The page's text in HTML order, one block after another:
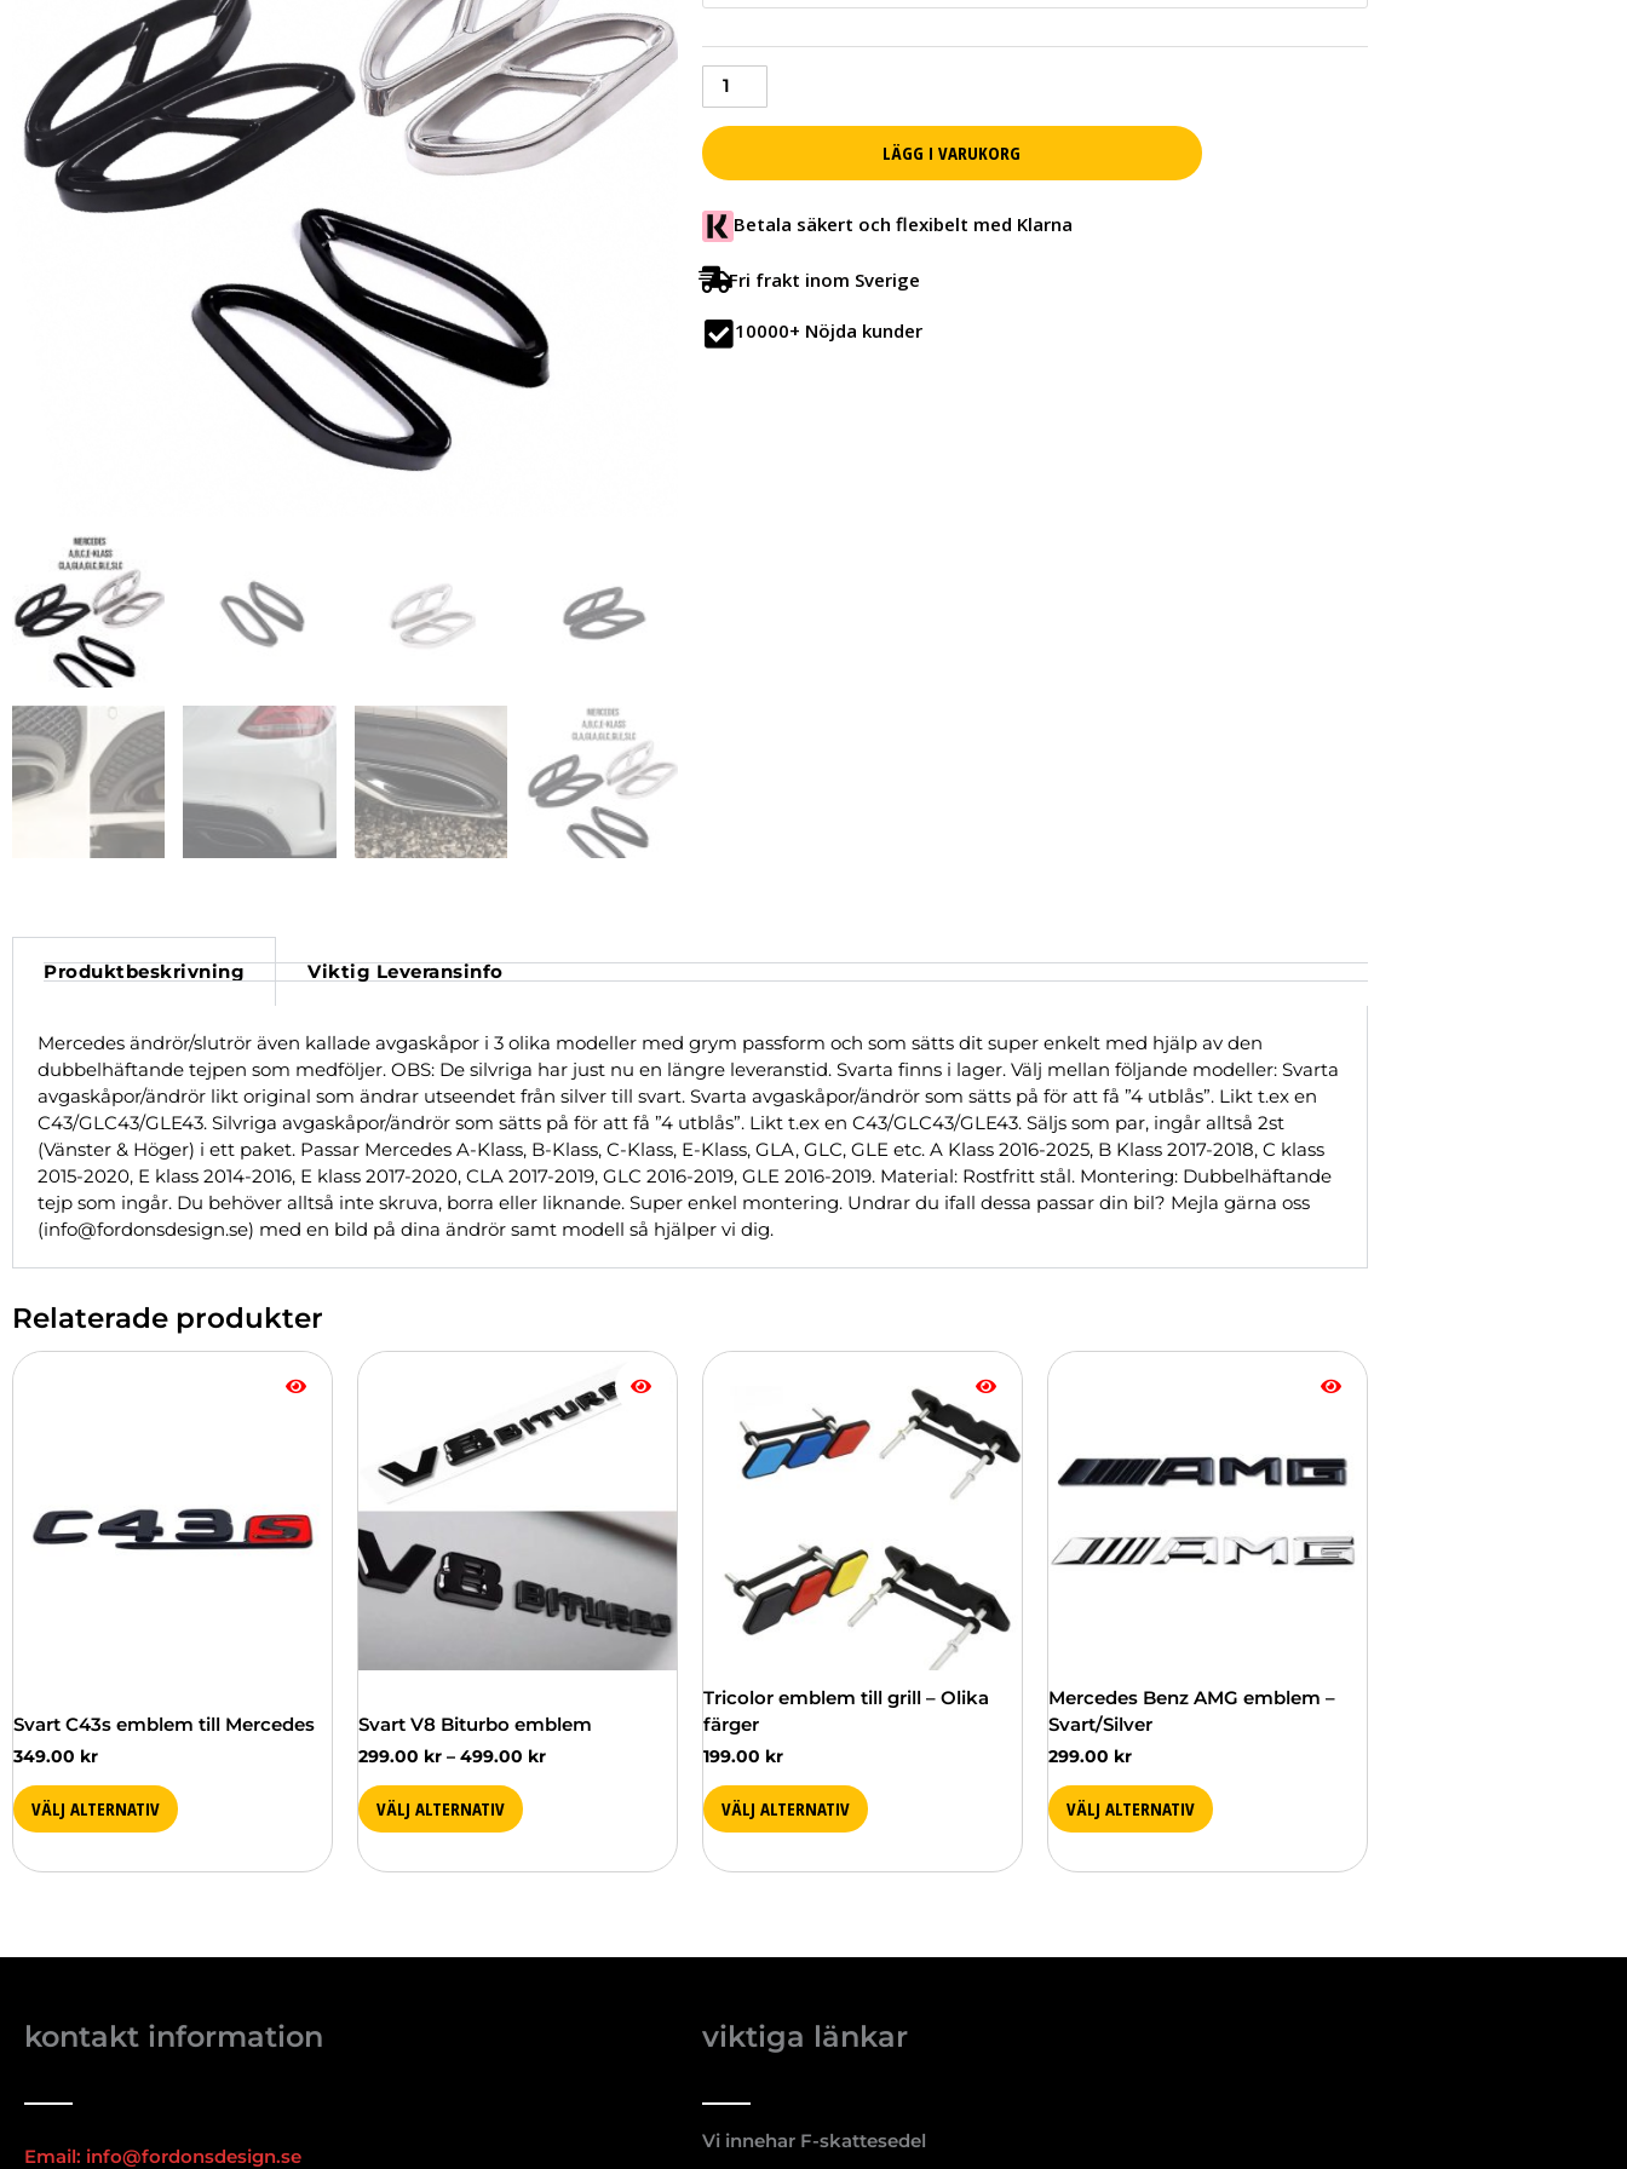
modeller)
mängd
LÄGG I VARUKORG
Betala säkert och flexibelt med Klarna
Fri frakt inom Sverige
10000+ Nöjda kunder
Produktbeskrivning Viktig Leveransinfo
Mercedes ändrör/slutrör även kallade avgaskåpor i 3 olika modeller med grym passform och som sätts dit super enkelt med hjälp av den
dubbelhäftande tejpen som medföljer. OBS: De silvriga har just nu en längre leveranstid. Svarta finns i lager. Välj mellan följande modeller: Svarta
avgaskåpor/ändrör likt original som ändrar utseendet från silver till svart. Svarta avgaskåpor/ändrör som sätts på för att få ”4 utblås”. Likt t.ex en
C43/GLC43/GLE43. Silvriga avgaskåpor/ändrör som sätts på för att få ”4 utblås”. Likt t.ex en C43/GLC43/GLE43. Säljs som par, ingår alltså 2st
(Vänster & Höger) i ett paket. Passar Mercedes A-Klass, B-Klass, C-Klass, E-Klass, GLA, GLC, GLE etc. A Klass 2016-2025, B Klass 2017-2018, C klass
2015-2020, E klass 2014-2016, E klass 2017-2020, CLA 2017-2019, GLC 2016-2019, GLE 2016-2019. Material: Rostfritt stål. Montering: Dubbelhäftande
tejp som ingår. Du behöver alltså inte skruva, borra eller liknande. Super enkel montering. Undrar du ifall dessa passar din bil? Mejla gärna oss
(info@fordonsdesign.se) med en bild på dina ändrör samt modell så hjälper vi dig.
Relaterade produkter
Svart C43s emblem till Mercedes
349.00 kr
VÄLJ ALTERNATIV
Svart V8 Biturbo emblem
299.00 kr – 499.00 kr
299.00 kr
till
499.00 kr
VÄLJ ALTERNATIV
Den
flera
varianter.
De
olika
alternativen
Tricolor emblem till grill – Olika
färger
199.00 kr
VÄLJ ALTERNATIV
Den
produkten
flera
alternativen
kan
väljas
Mercedes Benz AMG emblem –
Svart/Silver
299.00 kr
VÄLJ ALTERNATIV
Den
flera
olika
kontakt information
Email: info@fordonsdesign.se
viktiga länkar
Vi innehar F-skattesedel